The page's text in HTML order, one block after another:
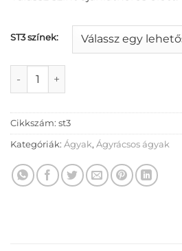
ST3 színek:
ST3 ágyrácsos ágy mennyiség
Cikkszám: st3
Kategóriák: Ágyak, Ágyrácsos ágyak